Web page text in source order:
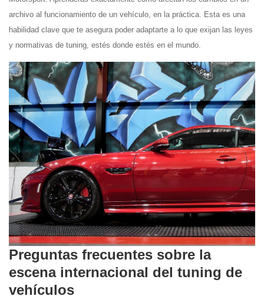
archivo al funcionamiento de un vehículo, en la práctica. Esta es una
habilidad clave que te asegura poder adaptarte a lo que exijan las leyes
y normativas de tuning, estés donde estés en el mundo.
Preguntas frecuentes sobre la
escena internacional del tuning de
vehículos